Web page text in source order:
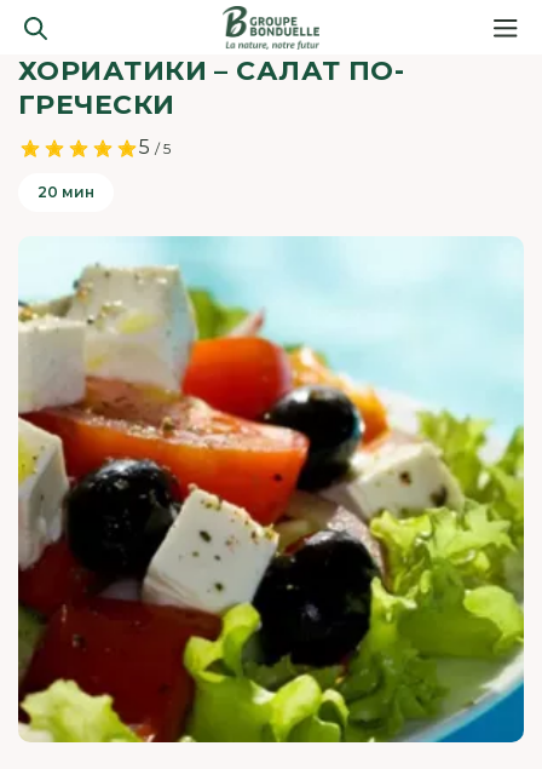
ХОРИАТИКИ – САЛАТ ПО-
ГРЕЧЕСКИ
5 / 5
20 мин